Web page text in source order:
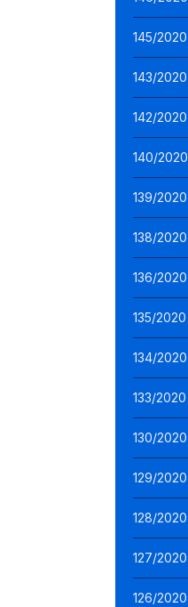
145/2020
143/2020
142/2020
140/2020
139/2020
138/2020
136/2020
135/2020
134/2020
133/2020
130/2020
129/2020
128/2020
127/2020
126/2020